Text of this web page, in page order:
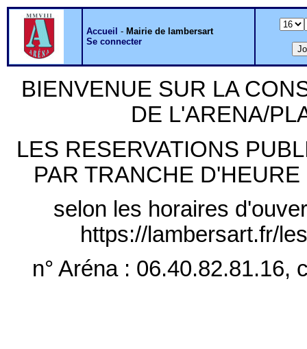
Accueil - Mairie de lambersart
Se connecter
BIENVENUE SUR LA
DE L'ARENA/
LES RESERVATIONS
PAR TRANCHE
selon les horaires
https://lambersart.fr/
n° Aréna : 06.40.82.81.16,